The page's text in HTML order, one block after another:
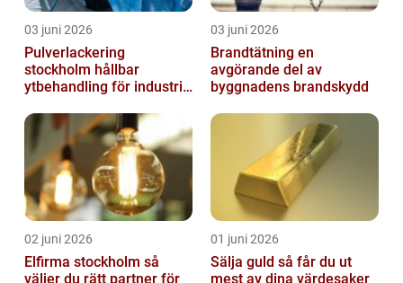
03 juni 2026
Pulverlackering
stockholm hållbar
ytbehandling för industri
03 juni 2026
Brandtätning en
avgörande del av
byggnadens brandskydd
02 juni 2026
Elfirma stockholm så
väljer du rätt partner för
01 juni 2026
Sälja guld så får du ut
mest av dina värdesaker